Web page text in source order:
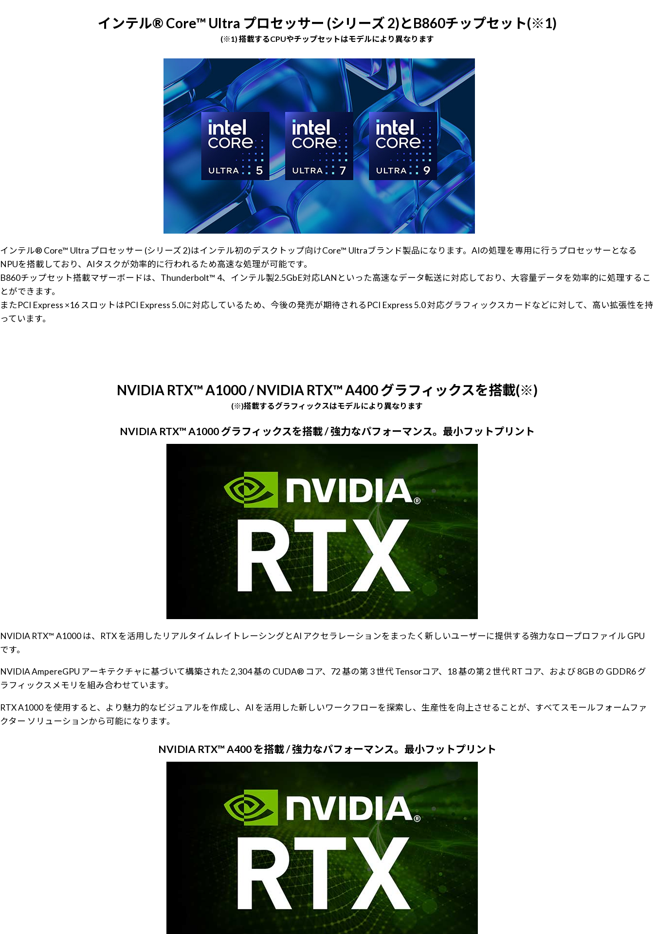
インテル® Core™ Ultra プロセッサー (シリーズ 2)とB860チップセット(※1)
(※1) 搭載するCPUやチップセットはモデルにより異なります
インテル® Core™ Ultra プロセッサー (シリーズ 2)はインテル初のデスクトップ向けCore™ Ultraブランド製品になります。AIの処理を専用に行うプロセッサーとなる
NPUを搭載しており、AIタスクが効率的に行われるため高速な処理が可能です。
B860チップセット搭載マザーボードは、Thunderbolt™ 4、インテル製2.5GbE対応LANといった高速なデータ転送に対応しており、大容量データを効率的に処理するこ
とができます。
またPCI Express ×16 スロットはPCI Express 5.0に対応しているため、今後の発売が期待されるPCI Express 5.0 対応グラフィックスカードなどに対して、高い拡張性を持
っています。
NVIDIA RTX™ A1000 / NVIDIA RTX™ A400 グラフィックスを搭載(※)
(※)搭載するグラフィックスはモデルにより異なります
NVIDIA RTX™ A1000 グラフィックスを搭載 / 強力なパフォーマンス。最小フットプリント
NVIDIA RTX™ A1000 は、RTX を活用したリアルタイムレイトレーシングとAI アクセラレーションをまったく新しいユーザーに提供する強力なロープロファイル GPU
です。
NVIDIA AmpereGPU アーキテクチャに基づいて構築された 2,304 基の CUDA® コア、72 基の第 3 世代 Tensorコア、18 基の第 2 世代 RT コア、および 8GB の GDDR6 グ
ラフィックスメモリを組み合わせています。
RTX A1000 を使用すると、より魅力的なビジュアルを作成し、AI を活用した新しいワークフローを探索し、生産性を向上させることが、すべてスモールフォームファ
クター ソリューションから可能になります。
NVIDIA RTX™ A400 を搭載 / 強力なパフォーマンス。最小フットプリント